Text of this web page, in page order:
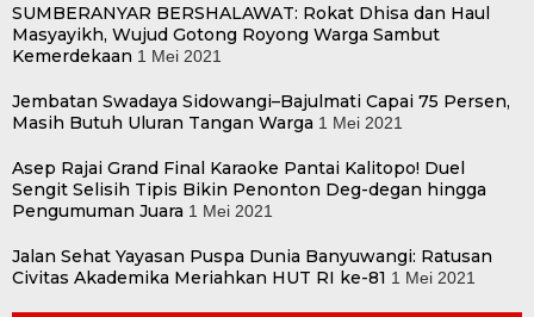
SUMBERANYAR BERSHALAWAT: Rokat Dhisa dan Haul
Masyayikh, Wujud Gotong Royong Warga Sambut
Kemerdekaan 1 Mei 2021
Jembatan Swadaya Sidowangi–Bajulmati Capai 75 Persen,
Masih Butuh Uluran Tangan Warga 1 Mei 2021
Asep Rajai Grand Final Karaoke Pantai Kalitopo! Duel
Sengit Selisih Tipis Bikin Penonton Deg-degan hingga
Pengumuman Juara 1 Mei 2021
Jalan Sehat Yayasan Puspa Dunia Banyuwangi: Ratusan
Civitas Akademika Meriahkan HUT RI ke-81 1 Mei 2021